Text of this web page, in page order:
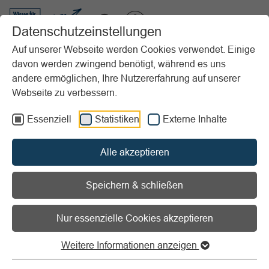
Datenschutzeinstellungen
Auf unserer Webseite werden Cookies verwendet. Einige
davon werden zwingend benötigt, während es uns
andere ermöglichen, Ihre Nutzererfahrung auf unserer
Webseite zu verbessern.
Essenziell Statistiken Externe Inhalte
Alle akzeptieren
Speichern & schließen
Nur essenzielle Cookies akzeptieren
Weitere Informationen anzeigen
Startseite Vereinsmanagement
Marketing
Veranstaltungsmanagement
Durchführungsphase
Sicherheit für Ihre Veranstaltung
Informationen zum Readspeaker öffnen
Sicherheit für Ihre
Veranstaltung
Für Sicherheit und Ordnung sorgen
Menschen, Sachgegenstände und die Umwelt sollten bei
einer Vereinsveranstaltung nicht zu Schaden kommen. Als